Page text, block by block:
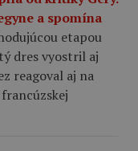
a spomína
etapou
dres vyostril aj
reagoval aj na